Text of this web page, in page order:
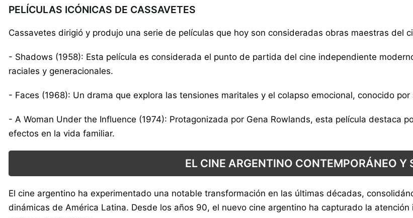
PELÍCULAS ICÓNICAS DE CASSAVETES
Cassavetes dirigió y produjo una serie de películas que hoy son consideradas obras maestras del
- Shadows (1958): Esta película es considerada el punto de partida del cine independiente
raciales y generacionales.
- Faces (1968): Un drama que explora las tensiones maritales y el colapso emocional, conocido
- A Woman Under the Influence (1974): Protagonizada por Gena Rowlands, esta película destaca
efectos en la vida familiar.
EL CINE ARGENTINO CONTEMPORÁNEO Y
El cine argentino ha experimentado una notable transformación en las últimas décadas,
dinámicas de América Latina. Desde los años 90, el nuevo cine argentino ha capturado la